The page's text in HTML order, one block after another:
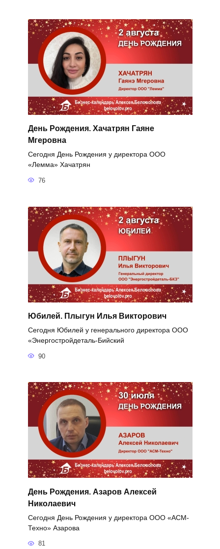
День Рождения. Хачатрян Гаяне
Мгеровна
Сегодня День Рождения у директора ООО
«Лемма» Хачатрян
76
Юбилей. Плыгун Илья Викторович
Сегодня Юбилей у генерального директора ООО
«Энергостройдеталь-Бийский
90
День Рождения. Азаров Алексей
Николаевич
Сегодня День Рождения у директора ООО «АСМ-
Техно» Азарова
81